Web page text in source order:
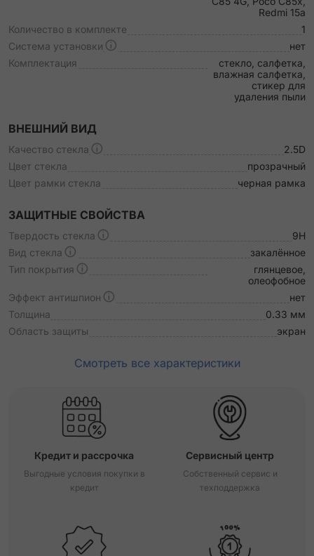
Redmi 15a
Количество в комплекте
1
Система установки
нет
Комплектация
стекло, салфетка,
влажная салфетка,
стикер для
удаления пыли
ВНЕШНИЙ ВИД
Качество стекла
2.5D
Цвет стекла
прозрачный
Цвет рамки стекла
черная рамка
ЗАЩИТНЫЕ СВОЙСТВА
Твердость стекла
9H
Вид стекла
закалённое
Тип покрытия
глянцевое,
олеофобное
Эффект антишпион
нет
Толщина
0.33 мм
Область защиты
экран
Смотреть все характеристики
Кредит и рассрочка
Выгодные условия покупки в
кредит
Сервисный центр
Собственный сервис и
техподдержка